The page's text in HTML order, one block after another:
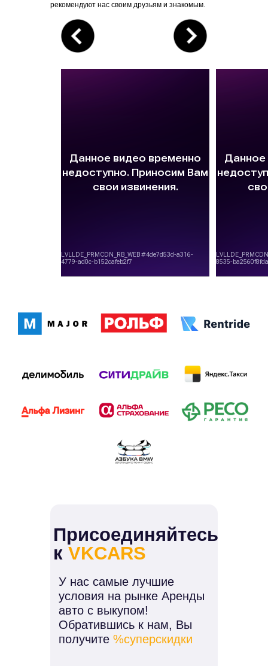
рекомендуют нас своим друзьям и знакомым.
Присоединяйтесь
к VKCARS
У нас самые лучшие
условия на рынке Аренды
авто с выкупом!
Обратившись к нам, Вы
получите %суперскидки